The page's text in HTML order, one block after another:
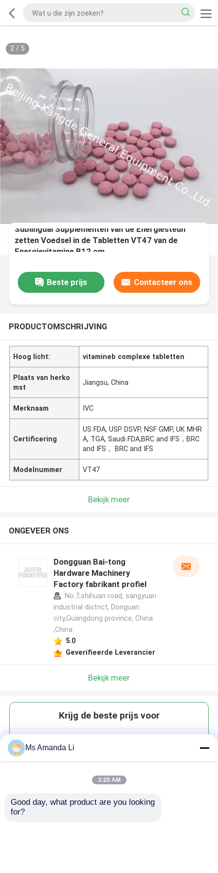
2/ 5
Sublingual Supplementen van de Energiesteun
zetten Voedsel in de Tabletten VT47 van de
Energievitamine B12 om
Beste prijs Contacteer ons
PRODUCTOMSCHRIJVING
Hoog licht: vitamineb complexe tabletten
Plaats van herko
mst
Jiangsu, China
Merknaam IVC
Certificering
US FDA, USP DSVP, NSF GMP, UK MHR
A, TGA, Saudi FDA,BRC and IFS，BRC
and IFS， BRC and IFS
Modelnummer VT47
Bekijk meer
ONGEVEER ONS
Dongguan Bai-tong
Hardware Machinery
Factory fabrikant profiel
No.7,shihuan road, sangyuan
industrial district, Donguan
city,Guangdong province, China
,China
5.0
Geverifieerde Leverancier
Bekijk meer
Krijg de beste prijs voor
Energievitamine B12 om
Ms Amanda Li
3:20 AM
Good day, what product are you looking
for?